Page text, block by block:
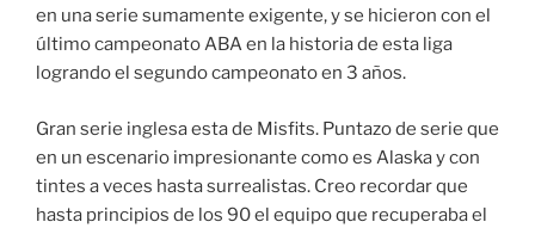
en una serie sumamente exigente, y se hicieron con el
último campeonato ABA en la historia de esta liga
logrando el segundo campeonato en 3 años.
Gran serie inglesa esta de Misfits. Puntazo de serie que
en un escenario impresionante como es Alaska y con
tintes a veces hasta surrealistas. Creo recordar que
hasta principios de los 90 el equipo que recuperaba el